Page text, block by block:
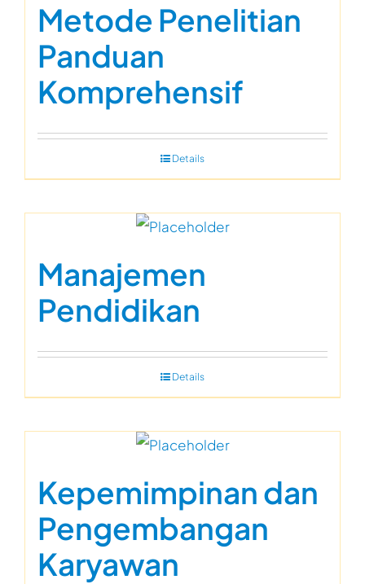
Metode Penelitian
Panduan
Komprehensif
Details
Manajemen
Pendidikan
Details
Kepemimpinan dan
Pengembangan
Karyawan